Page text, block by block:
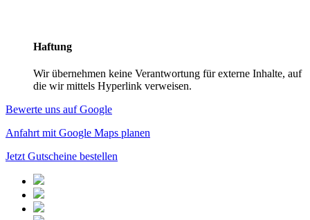
Haftung
Wir übernehmen keine Verantwortung für externe Inhalte, auf
die wir mittels Hyperlink verweisen.
Bewerte uns auf Google
Anfahrt mit Google Maps planen
Jetzt Gutscheine bestellen